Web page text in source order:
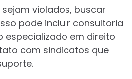
violados, buscar
pode incluir consultoria
especializado em direito
com sindicatos que